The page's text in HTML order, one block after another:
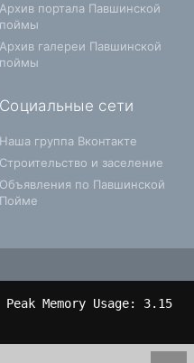
Архив портала Павшинской
поймы
Архив галереи Павшинской
поймы
Социальные сети
Наша группа Вконтакте
Строительство и заселение
Объявления по Павшинской
Пойме
Memory Usage: 3.15